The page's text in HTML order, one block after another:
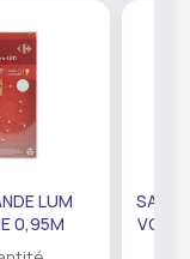
LUM
0,95M